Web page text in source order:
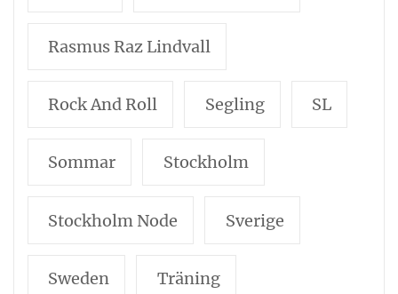
Rasmus Raz Lindvall
Rock And Roll Segling SL
Sommar Stockholm
Stockholm Node Sverige
Sweden Träning